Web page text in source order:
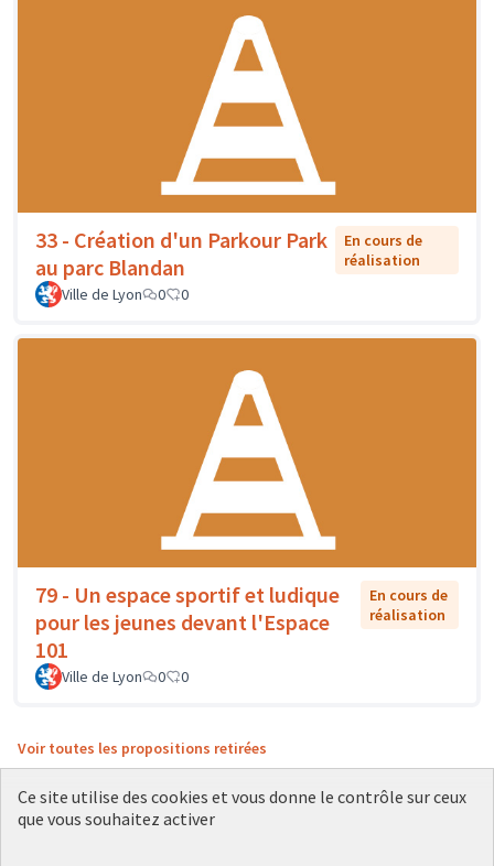
33 - Création d'un Parkour Park
au parc Blandan
En cours de
réalisation
Ville de Lyon
0 0
79 - Un espace sportif et ludique
pour les jeunes devant l'Espace
101
En cours de
réalisation
Ville de Lyon 0 0
Voir toutes les propositions retirées
Ce site utilise des cookies et vous donne le contrôle sur ceux
que vous souhaitez activer